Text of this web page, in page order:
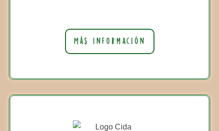
Más información